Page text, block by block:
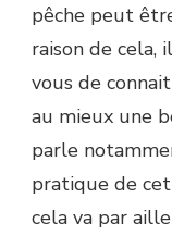
pêche peut
raison de
vous de
au mieux une
parle
pratique de
cela va par